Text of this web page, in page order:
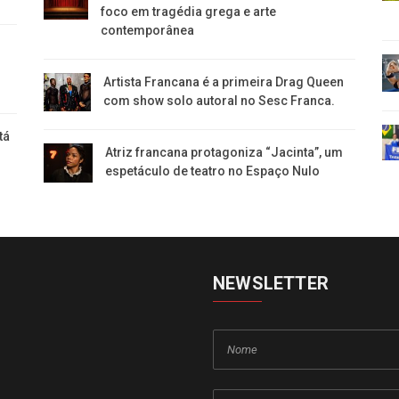
foco em tragédia grega e arte
contemporânea
Artista Francana é a primeira Drag Queen
com show solo autoral no Sesc Franca.
Atriz francana protagoniza “Jacinta”, um
espetáculo de teatro no Espaço Nulo
NEWSLETTER